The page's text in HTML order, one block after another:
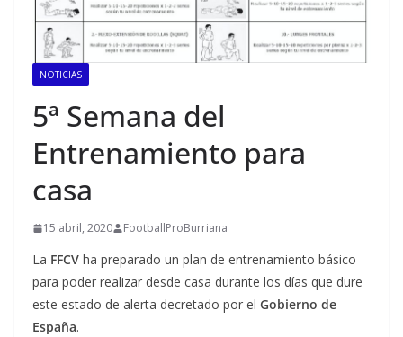
NOTICIAS
5ª Semana del
Entrenamiento para
casa
15 abril, 2020 FootballProBurriana
La FFCV ha preparado un plan de entrenamiento básico
para poder realizar desde casa durante los días que dure
este estado de alerta decretado por el Gobierno de
España.